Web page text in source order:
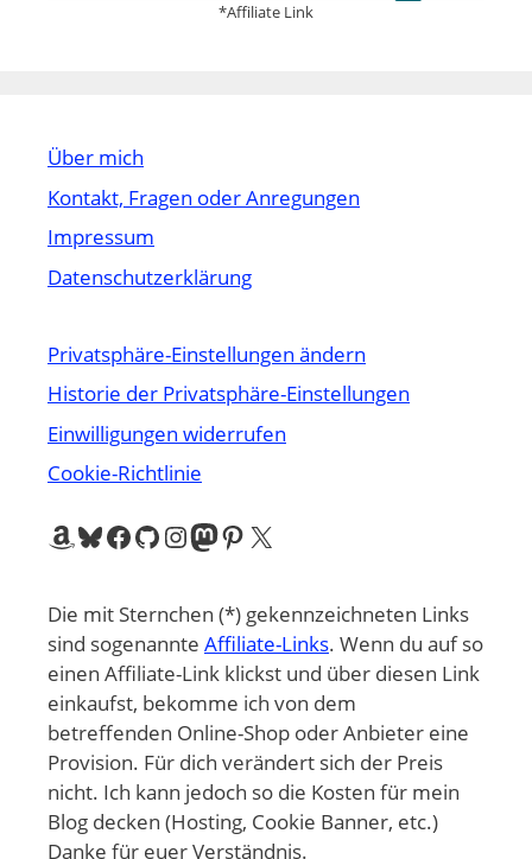
*Affiliate Link
Über mich
Kontakt, Fragen oder Anregungen
Impressum
Datenschutzerklärung
Privatsphäre-Einstellungen ändern
Historie der Privatsphäre-Einstellungen
Einwilligungen widerrufen
Cookie-Richtlinie
Amazon
Bluesky
Facebook
GitHub
Instagram
Mastodon
Pinterest
X
Die mit Sternchen (*) gekennzeichneten Links
sind sogenannte Affiliate-Links. Wenn du auf so
einen Affiliate-Link klickst und über diesen Link
einkaufst, bekomme ich von dem
betreffenden Online-Shop oder Anbieter eine
Provision. Für dich verändert sich der Preis
nicht. Ich kann jedoch so die Kosten für mein
Blog decken (Hosting, Cookie Banner, etc.)
Danke für euer Verständnis.